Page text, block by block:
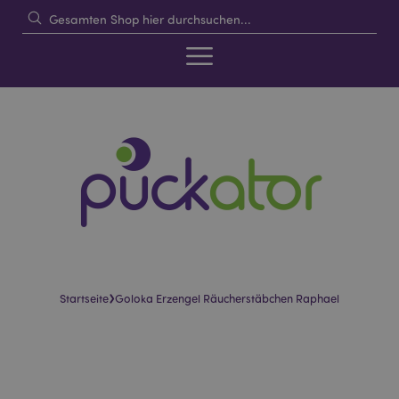
Startseite›Goloka Erzengel Räucherstäbchen Raphael